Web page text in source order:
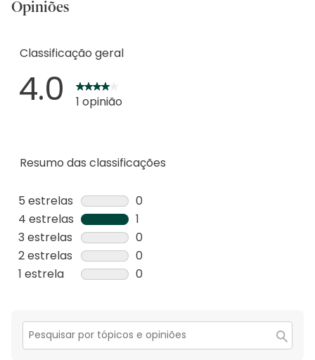
Opiniões
Resumo das classificações
5 estrelas estrelas
0
0
análise
com
5
4 estrelas estrelas
1
1
análise
com
3 estrelas estrelas
0
0
análise
estrelas.
2 estrelas estrelas
0
0
2
estrelas.
1 estrela estrelas
0
com
1
Classificação geral
4.0 1 opinião
Secção